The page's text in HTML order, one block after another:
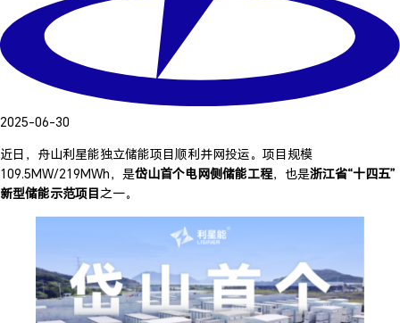
2025-06-30
近日，舟山利星能独立储能项目顺利并网投运。项目规模
109.5MW/219MWh，是岱山首个电网侧储能工程，也是浙江省“十四五”
新型储能示范项目之一。